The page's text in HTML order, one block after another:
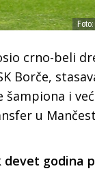
crno-beli
Borče,
šampiona i
u
devet godina